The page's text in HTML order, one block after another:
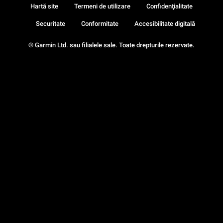
© Garmin Ltd. sau filialele sale. Toate drepturile rezervate.
Hartă site Termeni de utilizare Confidenţialitate
Securitate Conformitate Accesibilitate digitală